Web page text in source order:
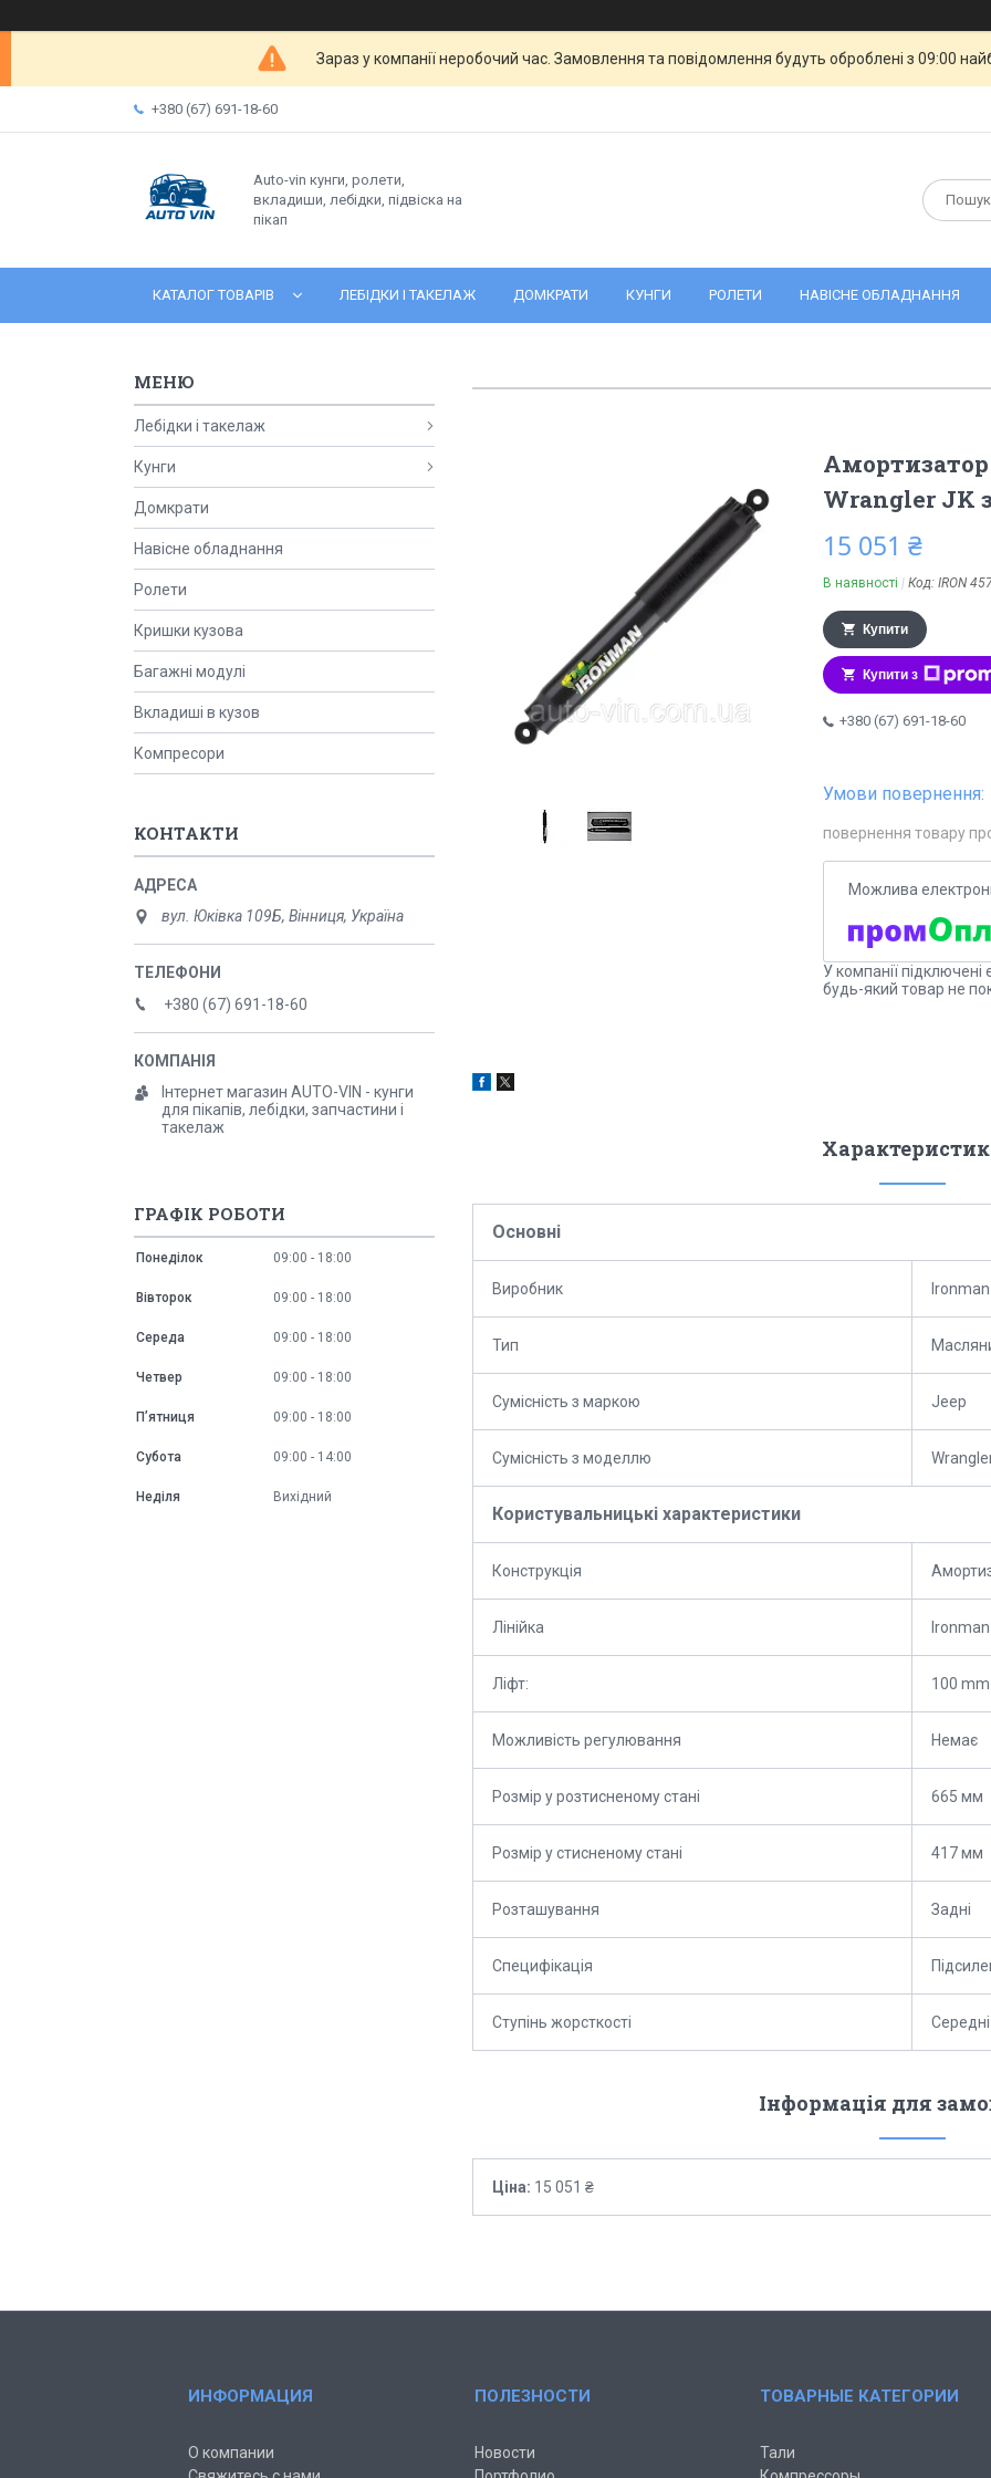
Зараз у компанії неробочий час. Замовлення та повідомлення будуть оброблені з 09:00
+380 (67) 691-18-60
Auto-vin кунги, ролети,
вкладиши, лебідки, підвіска на
пікап
КАТАЛОГ ТОВАРІВ ЛЕБІДКИ І ТАКЕЛАЖ ДОМКРАТИ КУНГИ РОЛЕТИ НАВІСНЕ ОБЛАДНАННЯ
Wrangler JK
15 051 ₴
В наявності Код: IRON
Купити
Купити з
+380 (67) 691-18-60
повернення товару
У компанії
будь-який товар не
Основні
Виробник Ironman
Тип
Сумісність з маркою Jeep
Сумісність з моделлю
Користувальницькі характеристики
Конструкція
Лінійка
Ліфт: 100
Можливість регулювання Немає
Розмір у розтисненому стані 665 мм
Розмір у стисненому стані 417 мм
Розташування Задні
Специфікація
Ступінь жорсткості Середні
Інформація для
Ціна: 15 051 ₴
Лебідки і такелаж
Кунги
Домкрати
Навісне обладнання
Ролети
Кришки кузова
Багажні модулі
Вкладиші в кузов
Компресори
КОНТАКТИ
вул. Юківка 109Б, Вінниця, Україна
+380 (67) 691-18-60
Інтернет магазин AUTO-VIN - кунги
для пікапів, лебідки, запчастини і
такелаж
ГРАФІК РОБОТИ
Понеділок 09:00 18:00
Вівторок 09:00 18:00
Середа 09:00 18:00
Четвер 09:00 18:00
Пʼятниця 09:00 18:00
Субота 09:00 14:00
Неділя Вихідний
ИНФОРМАЦИЯ
О компании
ПОЛЕЗНОСТИ
Новости
ТОВАРНЫЕ КАТЕГОРИИ
Тали